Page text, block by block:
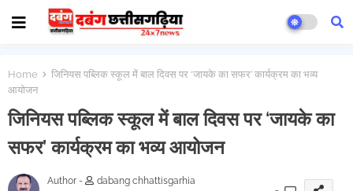
Home
जिनियस पब्लिक स्कूल में बाल दिवस पर ‘जायके का सफर’ कार्यक्रम का भव्य
आयोजन
जिनियस पब्लिक स्कूल में बाल दिवस पर ‘जायके का
सफर’ कार्यक्रम का भव्य आयोजन
Author -
dabang chhattisgarhia